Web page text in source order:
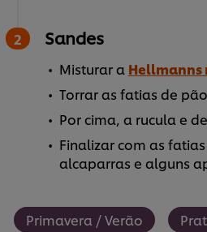
Sandes
Misturar a Hellmanns
Torrar as fatias de
Por cima, a rucula e
Finalizar com as
alcaparras e alguns
Primavera / Verão